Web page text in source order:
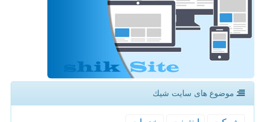
موضوع های سایت شیك